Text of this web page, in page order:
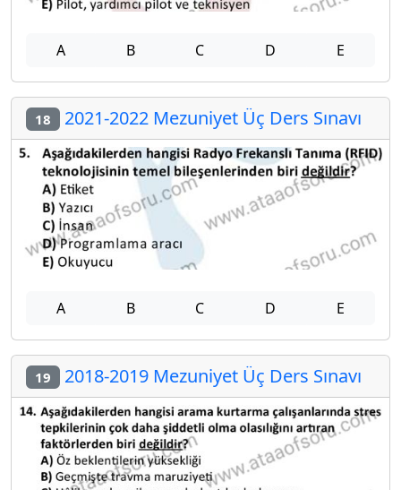
A B C D E
18 2021-2022 Mezuniyet Üç Ders Sınavı
A B C D E
19 2018-2019 Mezuniyet Üç Ders Sınavı